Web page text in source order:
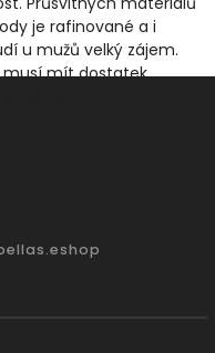
je rafinované a i
u mužů velký zájem.
musí mít dostatek